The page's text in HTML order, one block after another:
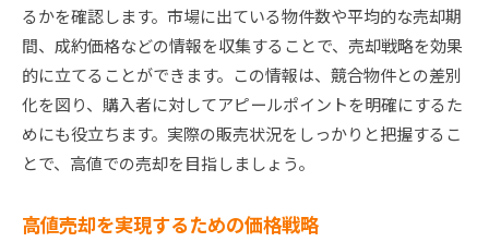
るかを確認します。市場に出ている物件数や平均的な売却期
間、成約価格などの情報を収集することで、売却戦略を効果
的に立てることができます。この情報は、競合物件との差別
化を図り、購入者に対してアピールポイントを明確にするた
めにも役立ちます。実際の販売状況をしっかりと把握するこ
とで、高値での売却を目指しましょう。
高値売却を実現するための価格戦略